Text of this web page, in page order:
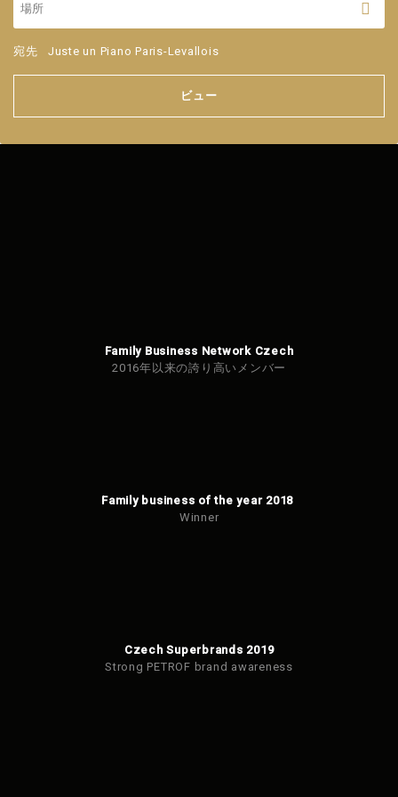
宛先 Juste un Piano Paris-Levallois
ビュー
Family Business Network Czech
2016年以来の誇り高いメンバー
Family business of the year 2018
Winner
Czech Superbrands 2019
Strong PETROF brand awareness